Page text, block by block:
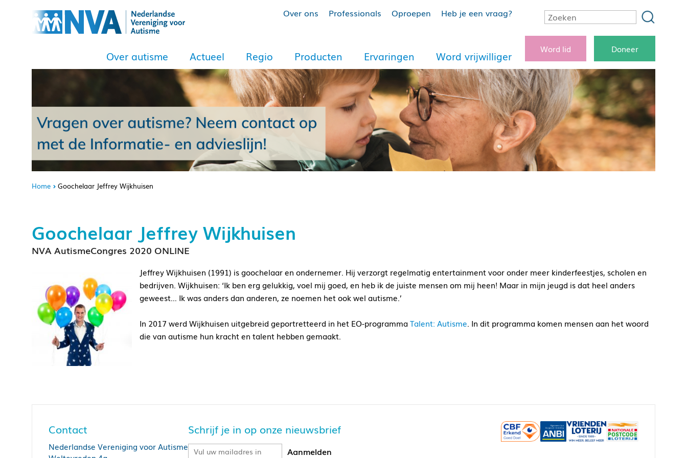
Over ons Professionals Oproepen Heb je een vraag?
Over autisme Actueel Regio Producten Ervaringen Word vrijwilliger
Word lid Doneer
Home Goochelaar Jeffrey Wijkhuisen
Goochelaar Jeffrey Wijkhuisen
NVA AutismeCongres 2020 ONLINE
Jeffrey Wijkhuisen (1991) is goochelaar en ondernemer. Hij verzorgt regelmatig entertainment voor onder meer kinderfeestjes, scholen en
bedrijven. Wijkhuisen: ‘Ik ben erg gelukkig, voel mij goed, en heb ik de juiste mensen om mij heen! Maar in mijn jeugd is dat heel anders
geweest… Ik was anders dan anderen, ze noemen het ook wel autisme.’
In 2017 werd Wijkhuisen uitgebreid geportretteerd in het EO-programmaTalent: Autisme. In dit programma komen mensen aan het woord
die van autisme hun kracht en talent hebben gemaakt.
Contact
Nederlandse Vereniging voor Autisme
Schrijf je in op onze nieuwsbrief